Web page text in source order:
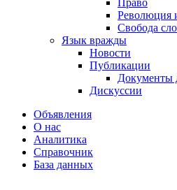
Право
Революция
Свобода
Язык вражды
Новости
Публикации
Документы
Дискуссии
Объявления
О нас
Аналитика
Справочник
База данных